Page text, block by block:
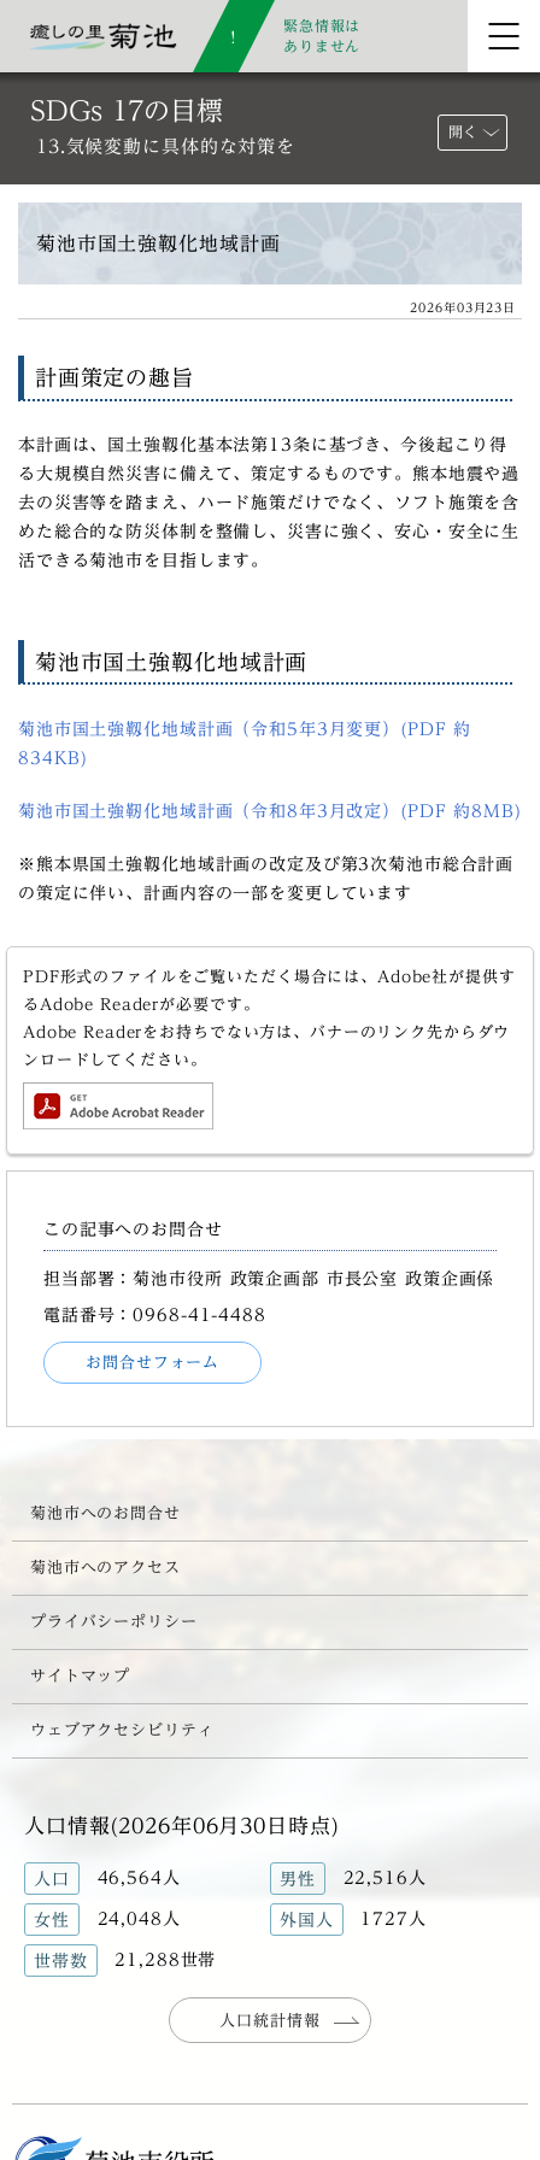
緊急情報は
ありません
SDGs 17の目標
13.気候変動に具体的な対策を
開く
菊池市国土強靱化地域計画
2026年03月23日
計画策定の趣旨
本計画は、国土強靱化基本法第13条に基づき、今後起こり得
る大規模自然災害に備えて、策定するものです。熊本地震や過
去の災害等を踏まえ、ハード施策だけでなく、ソフト施策を含
めた総合的な防災体制を整備し、災害に強く、安心・安全に生
活できる菊池市を目指します。
菊池市国土強靱化地域計画
菊池市国土強靱化地域計画（令和5年3月変更）(PDF 約
834KB)
菊池市国土強靭化地域計画（令和8年3月改定）(PDF 約8MB)
※熊本県国土強靱化地域計画の改定及び第3次菊池市総合計画
の策定に伴い、計画内容の一部を変更しています
PDF形式のファイルをご覧いただく場合には、Adobe社が提供す
るAdobe Readerが必要です。
Adobe Readerをお持ちでない方は、バナーのリンク先からダウ
ンロードしてください。
この記事へのお問合せ
担当部署：菊池市役所 政策企画部 市長公室 政策企画係
電話番号：0968-41-4488
お問合せフォーム
菊池市へのお問合せ
菊池市へのアクセス
プライバシーポリシー
サイトマップ
ウェブアクセシビリティ
人口情報(2026年06月30日時点)
人口 46,564人 男性 22,516人
女性 24,048人 外国人 1727人
世帯数 21,288世帯
人口統計情報